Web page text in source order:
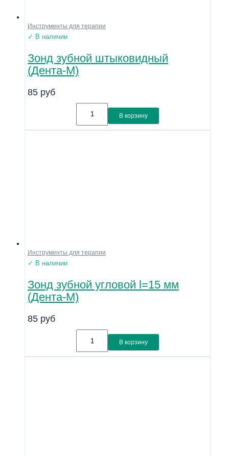
Инструменты для терапии
✓ В наличии
Зонд зубной штыковидный
(Дента-М)
85 руб
В корзину
Инструменты для терапии
✓ В наличии
Зонд зубной угловой l=15 мм
(Дента-М)
85 руб
В корзину